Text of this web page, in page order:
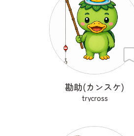
勘助(カンスケ)
trycross